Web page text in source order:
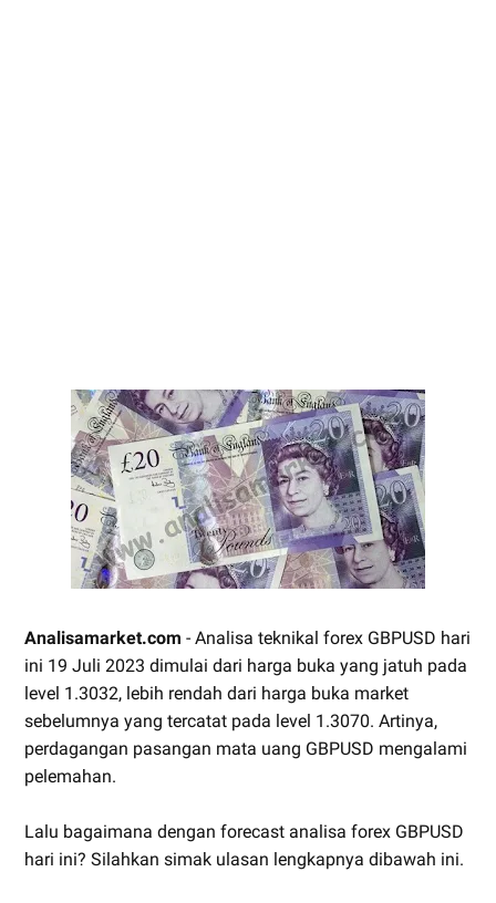
Analisamarket.com - Analisa teknikal forex GBPUSD hari
ini 19 Juli 2023 dimulai dari harga buka yang jatuh pada
level 1.3032, lebih rendah dari harga buka market
sebelumnya yang tercatat pada level 1.3070. Artinya,
perdagangan pasangan mata uang GBPUSD mengalami
pelemahan.
Lalu bagaimana dengan forecast analisa forex GBPUSD
hari ini? Silahkan simak ulasan lengkapnya dibawah ini.